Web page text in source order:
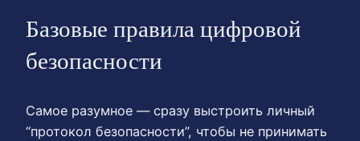
Базовые правила цифровой
безопасности
Самое разумное — сразу выстроить личный
“протокол безопасности”, чтобы не принимать